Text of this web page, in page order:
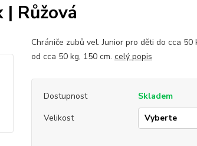
Růžová
Chrániče zubů vel. Junior pro děti do cca 50
od cca 50 kg, 150 cm. celý popis
Dostupnost
Skladem
Velikost